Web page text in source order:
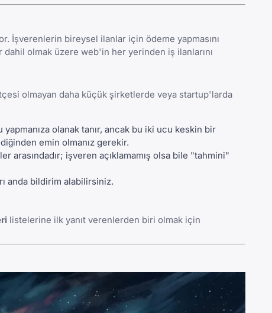
İşverenlerin bireysel ilanlar için ödeme yapmasını
olmak üzere web'in her yerinden iş ilanlarını
olmayan daha küçük şirketlerde veya startup'larda
olanak tanır, ancak bu iki ucu keskin bir
emin olmanız gerekir.
arasındadır; işveren açıklamamış olsa bile "tahmini"
anda bildirim alabilirsiniz.
listelerine ilk yanıt verenlerden biri olmak için